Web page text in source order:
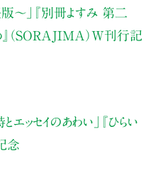
〜」
『別冊よすみ 第二
』（SORAJIMA）W刊行記
とエッセイのあわい」
『ひらい
念